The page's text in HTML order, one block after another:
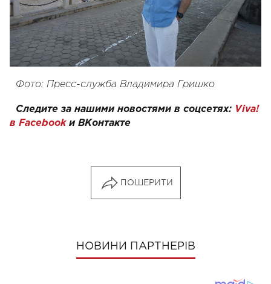
Фото: Пресс-служба Владимира Гришко
Следите за нашими новостями в соцсетях: Viva!
в Facebookи ВКонтакте
ПОШЕРИТИ
НОВИНИ ПАРТНЕРІВ